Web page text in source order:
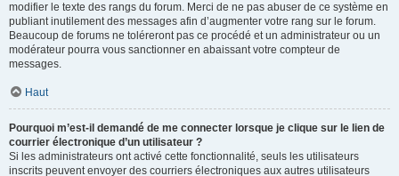
modifier le texte des rangs du forum. Merci de ne pas abuser de ce système en
publiant inutilement des messages afin d’augmenter votre rang sur le forum.
Beaucoup de forums ne toléreront pas ce procédé et un administrateur ou un
modérateur pourra vous sanctionner en abaissant votre compteur de
messages.
Haut
Pourquoi m’est-il demandé de me connecter lorsque je clique sur le lien de
courrier électronique d’un utilisateur ?
Si les administrateurs ont activé cette fonctionnalité, seuls les utilisateurs
inscrits peuvent envoyer des courriers électroniques aux autres utilisateurs